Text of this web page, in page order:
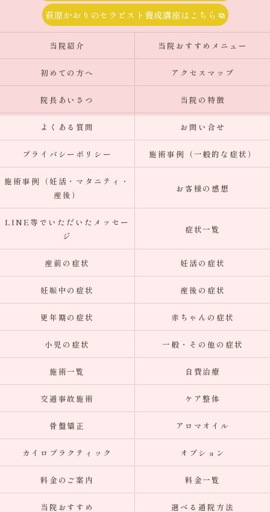
萩原かおりのセラピスト養成講座はこちら
当院紹介 当院おすすめメニュー
初めての方へ アクセスマップ
院長あいさつ 当院の特徴
よくある質問 お問い合せ
プライバシーポリシー 施術事例（一般的な症状）
施術事例（妊活・マタニティ・
産後）
お客様の感想
LINE等でいただいたメッセー
ジ
症状一覧
産前の症状 妊活の症状
妊娠中の症状 産後の症状
更年期の症状 赤ちゃんの症状
小児の症状 一般・その他の症状
施術一覧 自費治療
交通事故施術 ケア整体
骨盤矯正 アロマオイル
カイロプラクティック オプション
料金のご案内 料金一覧
当院おすすめ 選べる通院方法